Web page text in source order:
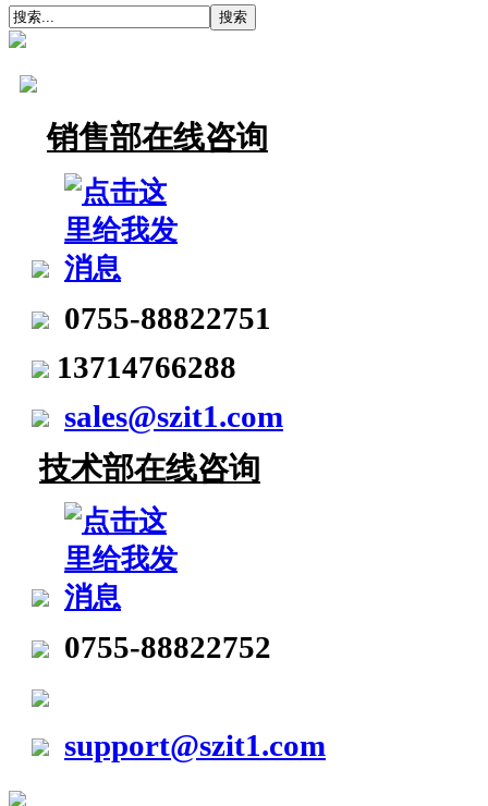
销售部在线咨询
0755-88822751
13714766288
sales@szit1.com
技术部在线咨询
0755-88822752
support@szit1.com